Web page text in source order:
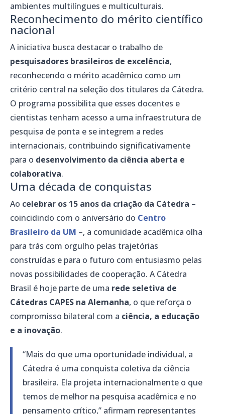
ambientes multilíngues e multiculturais.
Reconhecimento do mérito científico
nacional
A iniciativa busca destacar o trabalho de
pesquisadores brasileiros de excelência,
reconhecendo o mérito acadêmico como um
critério central na seleção dos titulares da Cátedra.
O programa possibilita que esses docentes e
cientistas tenham acesso a uma infraestrutura de
pesquisa de ponta e se integrem a redes
internacionais, contribuindo significativamente
para o desenvolvimento da ciência aberta e
colaborativa.
Uma década de conquistas
Ao celebrar os 15 anos da criação da Cátedra –
coincidindo com o aniversário do Centro
Brasileiro da UM –, a comunidade acadêmica olha
para trás com orgulho pelas trajetórias
construídas e para o futuro com entusiasmo pelas
novas possibilidades de cooperação. A Cátedra
Brasil é hoje parte de uma rede seletiva de
Cátedras CAPES na Alemanha, o que reforça o
compromisso bilateral com a ciência, a educação
e a inovação.
“Mais do que uma oportunidade individual, a
Cátedra é uma conquista coletiva da ciência
brasileira. Ela projeta internacionalmente o que
temos de melhor na pesquisa acadêmica e no
pensamento crítico,” afirmam representantes